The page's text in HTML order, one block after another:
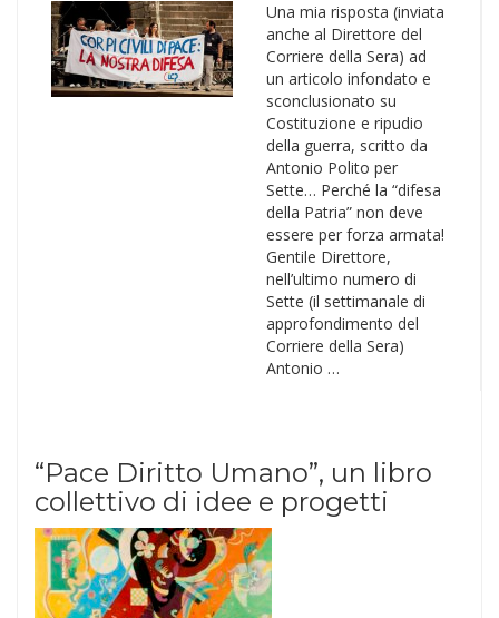
Una mia risposta (inviata
anche al Direttore del
Corriere della Sera) ad
un articolo infondato e
sconclusionato su
Costituzione e ripudio
della guerra, scritto da
Antonio Polito per
Sette… Perché la “difesa
della Patria” non deve
essere per forza armata!
Gentile Direttore,
nell’ultimo numero di
Sette (il settimanale di
approfondimento del
Corriere della Sera)
Antonio …
“Pace Diritto Umano”, un libro
collettivo di idee e progetti